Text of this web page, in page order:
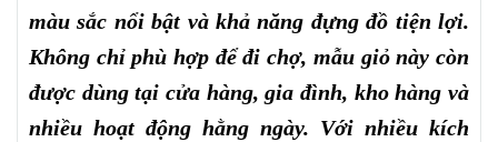
màu sắc nổi bật và khả năng đựng đồ tiện lợi.
Không chỉ phù hợp để đi chợ, mẫu giỏ này còn
được dùng tại cửa hàng, gia đình, kho hàng và
nhiều hoạt động hằng ngày. Với nhiều kích